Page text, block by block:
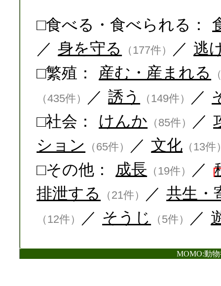
□食べる・食べられる：
／ 身を守る （177件） ／ 逃
□繁殖：
産む・産まれる
（435件）
／ 誘う （149件） ／
□社会：
けんか （85件） ／
ション
（65件） ／ 文化 （13件
□その他： 成長 （19件） ／
排泄する
（21件） ／ 共生・
（12件） ／ そうじ （5件） ／
MOMO:動